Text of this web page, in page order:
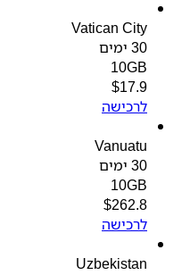
Vatican City
10GB
$17.9
לרכישה
Vanuatu
10GB
$262.8
לרכישה
Uzbekistan